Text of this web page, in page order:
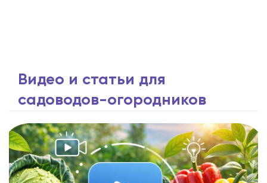
Видео и статьи для
садоводов-огородников